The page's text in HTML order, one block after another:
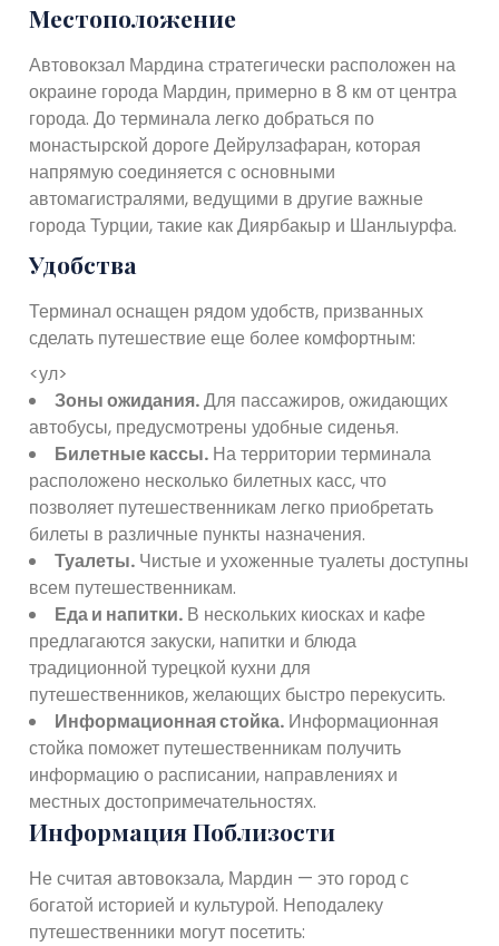
Местоположение
Автовокзал Мардина стратегически расположен на
окраине города Мардин, примерно в 8 км от центра
города. До терминала легко добраться по
монастырской дороге Дейрулзафаран, которая
напрямую соединяется с основными
автомагистралями, ведущими в другие важные
города Турции, такие как Диярбакыр и Шанлыурфа.
Удобства
Терминал оснащен рядом удобств, призванных
сделать путешествие еще более комфортным:
<ул>
Зоны ожидания.Для пассажиров, ожидающих
автобусы, предусмотрены удобные сиденья.
Билетные кассы. На территории терминала
расположено несколько билетных касс, что
позволяет путешественникам легко приобретать
билеты в различные пункты назначения.
Туалеты. Чистые и ухоженные туалеты доступны
всем путешественникам.
Еда и напитки. В нескольких киосках и кафе
предлагаются закуски, напитки и блюда
традиционной турецкой кухни для
путешественников, желающих быстро перекусить.
Информационная стойка. Информационная
стойка поможет путешественникам получить
информацию о расписании, направлениях и
местных достопримечательностях.
Информация Поблизости
Не считая автовокзала, Мардин — это город с
богатой историей и культурой. Неподалеку
путешественники могут посетить: